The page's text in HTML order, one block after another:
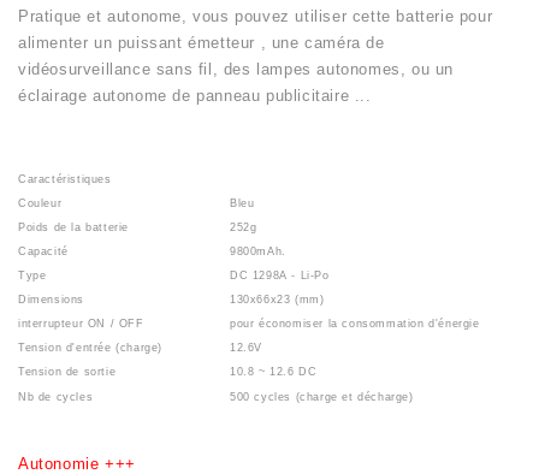
P ratique et autonome, vous pouvez utiliser cette batterie pour
alimenter un puissant émetteur , une caméra de
vidéosurveillance sans fil, des lampes autonomes, ou un
éclairage autonome de panneau publicitaire
Caractéristiques
Couleur
Bleu
Poids de la batterie
252g
Capacité
9800mAh.
Type
DC 1298A - Li-Po
Dimensions
130x66x23 (mm)
interrupteur ON / OFF
pour économiser la consommation d'énergie
Tension d'entrée (charge)
12.6V
Tension de sortie
10.8 ~ 12.6 DC
Nb de cycles 500 cycles (charge et décharge)
Autonomie +++